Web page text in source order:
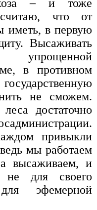
– и тоже
что от
иметь, в первую
Высаживать
в противном
не сможем.
достаточно
привыкли
мы работаем
высаживаем, и
для своего
эфемерной